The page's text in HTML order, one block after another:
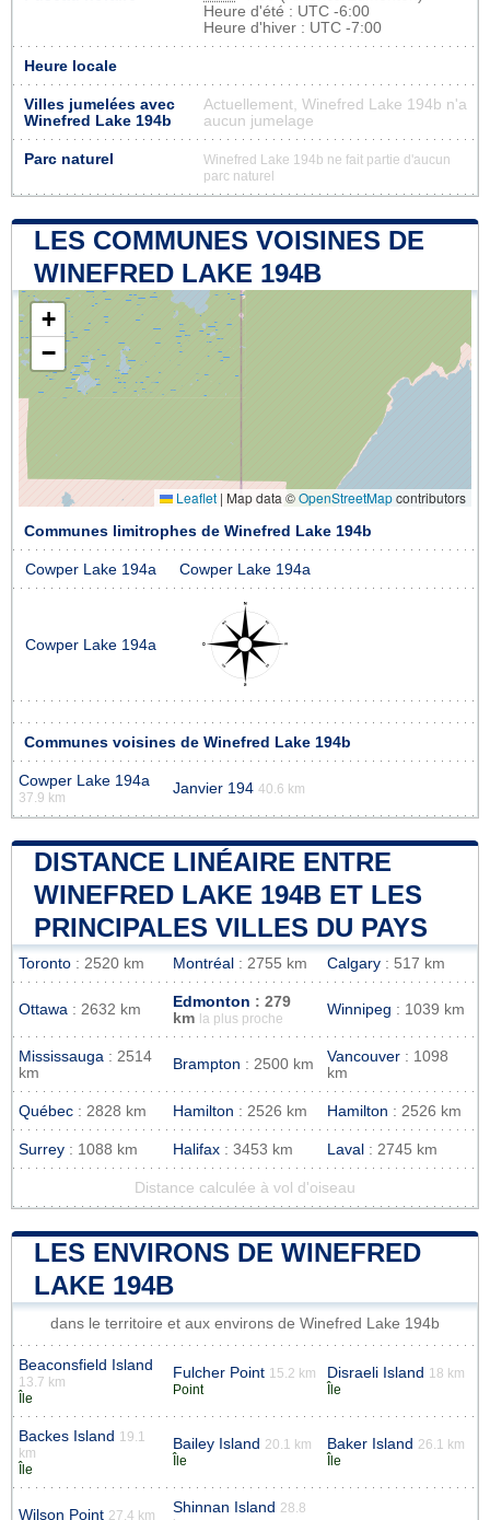
Heure d'été : UTC -6:00
Heure d'hiver : UTC -7:00
Heure locale
Villes jumelées avec
Winefred Lake 194b
Actuellement, Winefred Lake 194b n'a
aucun jumelage
Parc naturel
Winefred Lake 194b ne fait partie d'aucun
parc naturel
LES COMMUNES VOISINES DE
WINEFRED LAKE 194B
+
−
Leaflet | Map data ©OpenStreetMapcontributors
Communes limitrophes de Winefred Lake 194b
Cowper Lake 194a Cowper Lake 194a
Cowper Lake 194a
Communes voisines de Winefred Lake 194b
Cowper Lake 194a
37.9 km
Janvier 194 40.6 km
DISTANCE LINÉAIRE ENTRE
WINEFRED LAKE 194B ET LES
PRINCIPALES VILLES DU PAYS
Toronto : 2520 km Montréal : 2755 km Calgary : 517 km
Ottawa : 2632 km Edmonton : 279
km
la plus proche
Winnipeg : 1039 km
Mississauga : 2514
km
Brampton : 2500 km Vancouver : 1098
km
Québec : 2828 km Hamilton : 2526 km Hamilton : 2526 km
Surrey : 1088 km Halifax : 3453 km Laval : 2745 km
Distance calculée à vol d'oiseau
LES ENVIRONS DE WINEFRED
LAKE 194B
dans le territoire et aux environs de Winefred Lake 194b
Beaconsfield Island
13.7 km
Île
Fulcher Point 15.2 km
Point
Disraeli Island 18 km
Île
Backes Island 19.1
km
Île
Bailey Island 20.1 km
Île
Baker Island 26.1 km
Île
Wilson Point 27.4 km Shinnan Island 28.8